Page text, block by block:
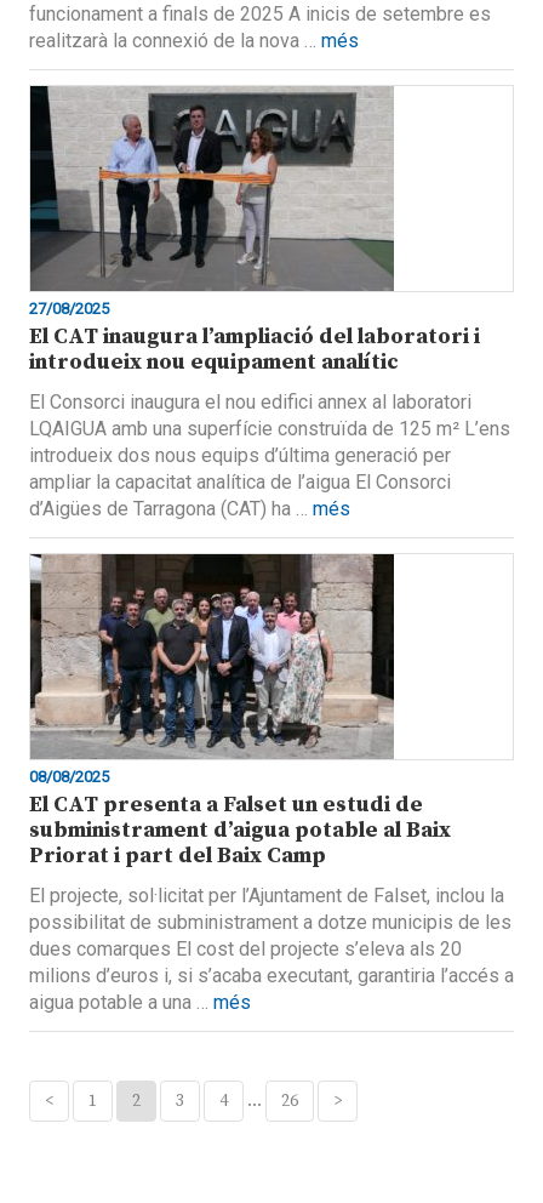
funcionament a finals de 2025 A inicis de setembre es
realitzarà la connexió de la nova … més
27/08/2025
El CAT inaugura l’ampliació del laboratori i
introdueix nou equipament analític
El Consorci inaugura el nou edifici annex al laboratori
LQAIGUA amb una superfície construïda de 125 m² L’ens
introdueix dos nous equips d’última generació per
ampliar la capacitat analítica de l’aigua El Consorci
d’Aigües de Tarragona (CAT) ha … més
08/08/2025
El CAT presenta a Falset un estudi de
subministrament d’aigua potable al Baix
Priorat i part del Baix Camp
El projecte, sol·licitat per l’Ajuntament de Falset, inclou la
possibilitat de subministrament a dotze municipis de les
dues comarques El cost del projecte s’eleva als 20
milions d’euros i, si s’acaba executant, garantiria l’accés a
aigua potable a una … més
< 1 2 3 4 … 26 >